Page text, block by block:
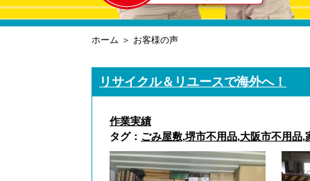
ホーム ＞ お客様の声
リサイクル＆リユースで海外へ！
作業実績
タグ： ごみ屋敷,堺市不用品,大阪市不用品,